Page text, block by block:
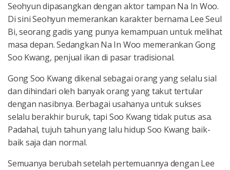
Seohyun dipasangkan dengan aktor tampan Na In Woo.
Di sini Seohyun memerankan karakter bernama Lee Seul
Bi, seorang gadis yang punya kemampuan untuk melihat
masa depan. Sedangkan Na In Woo memerankan Gong
Soo Kwang, penjual ikan di pasar tradisional.
Gong Soo Kwang dikenal sebagai orang yang selalu sial
dan dihindari oleh banyak orang yang takut tertular
dengan nasibnya. Berbagai usahanya untuk sukses
selalu berakhir buruk, tapi Soo Kwang tidak putus asa.
Padahal, tujuh tahun yang lalu hidup Soo Kwang baik-
baik saja dan normal.
Semuanya berubah setelah pertemuannya dengan Lee